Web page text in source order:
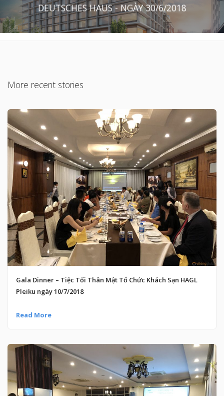
DEUTSCHES HAUS - NGÀY 30/6/2018
More recent stories
Gala Dinner – Tiệc Tối Thân Mật Tổ Chức Khách Sạn HAGL
Pleiku ngày 10/7/2018
Read More